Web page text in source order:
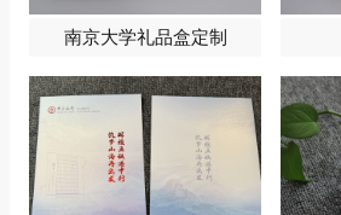
南京大学礼品盒定制